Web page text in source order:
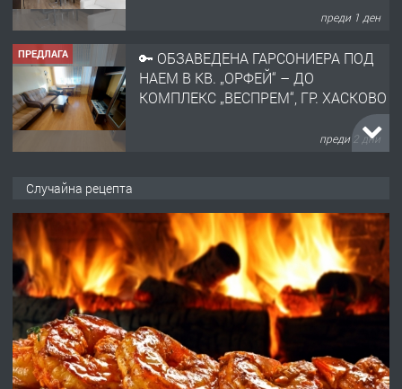
преди 1 ден
ПРЕДЛАГА
🔑 ОБЗАВЕДЕНА ГАРСОНИЕРА ПОД
НАЕМ В КВ. „ОРФЕЙ“ – ДО
КОМПЛЕКС „ВЕСПРЕМ“, ГР. ХАСКОВО
преди 2 дни
АПАРТАМЕНТ В ЦЕНТЪРА НА ГР.
ХАСКОВО
преди 3 дни
ПРЕДЛАГА Давам гараж под наем
преди 3 дни
Случайна рецепта